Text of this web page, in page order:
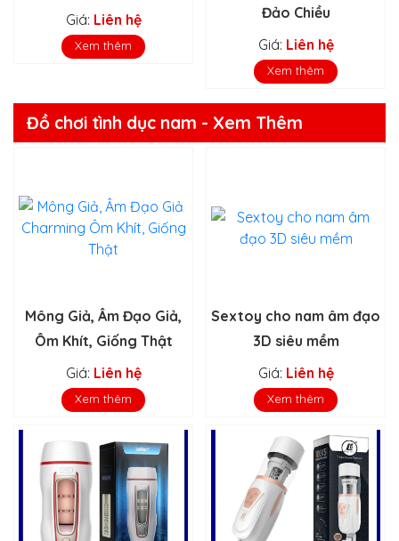
Giá: Liên hệ
Xem thêm
Đảo Chiều
Giá: Liên hệ
Xem thêm
Đồ chơi tình dục nam - Xem Thêm
Mông Giả, Âm Đạo Giả,
Ôm Khít, Giống Thật
Giá: Liên hệ
Xem thêm
Sextoy cho nam âm đạo
3D siêu mềm
Giá: Liên hệ
Xem thêm